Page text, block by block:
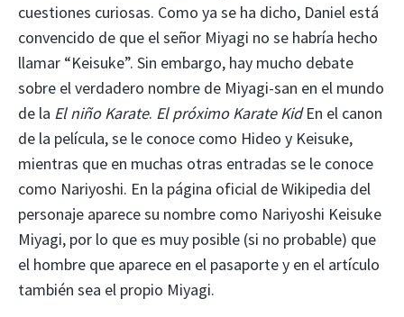
cuestiones curiosas. Como ya se ha dicho, Daniel está
convencido de que el señor Miyagi no se habría hecho
llamar “Keisuke”. Sin embargo, hay mucho debate
sobre el verdadero nombre de Miyagi-san en el mundo
de la El niño Karate. El próximo Karate KidEn el canon
de la película, se le conoce como Hideo y Keisuke,
mientras que en muchas otras entradas se le conoce
como Nariyoshi. En la página oficial de Wikipedia del
personaje aparece su nombre como Nariyoshi Keisuke
Miyagi, por lo que es muy posible (si no probable) que
el hombre que aparece en el pasaporte y en el artículo
también sea el propio Miyagi.